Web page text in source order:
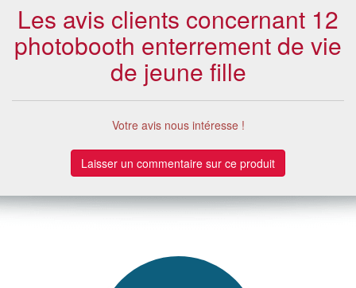
Les avis clients concernant 12
photobooth enterrement de vie
de jeune fille
Votre avis nous intéresse !
Laisser un commentaire sur ce produit